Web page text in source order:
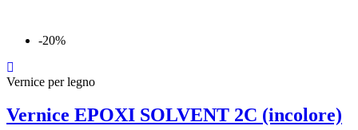
-20%
Vernice per legno
Vernice EPOXI SOLVENT 2C (incolore)